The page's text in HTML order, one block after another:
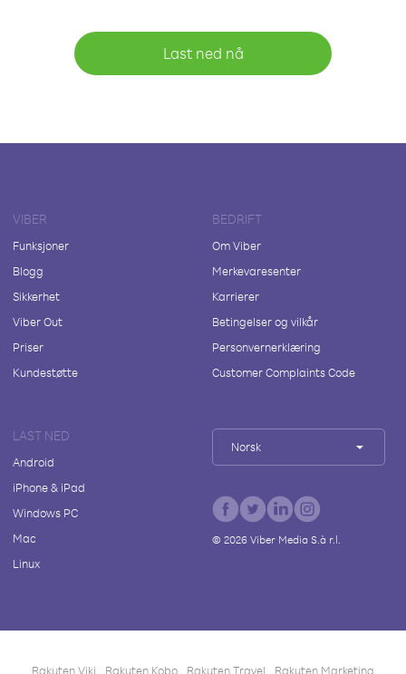
Last ned nå
VIBER
Funksjoner
Blogg
Sikkerhet
Viber Out
Priser
Kundestøtte
BEDRIFT
Om Viber
Merkevaresenter
Karrierer
Betingelser og vilkår
Personvernerklæring
Customer Complaints Code
LAST NED
Android
iPhone & iPad
Windows PC
Mac
Linux
Norsk
© 2026Viber Media S.à r.l.
Rakuten Viki Rakuten Kobo Rakuten Travel Rakuten Marketing